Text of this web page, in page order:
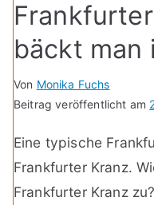
bäckt man
Von Monika Fuchs
Beitrag veröffentlicht am
Eine typische
Frankfurter Kranz.
Frankfurter Kranz